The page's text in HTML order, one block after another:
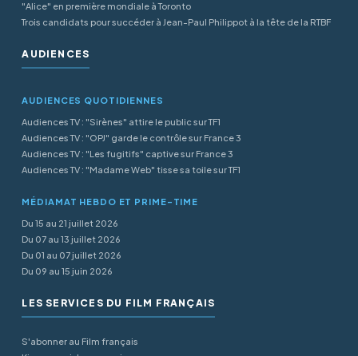
"Alice" en première mondiale à Toronto
Trois candidats pour succéder à Jean-Paul Philippot à la tête de la RTBF
AUDIENCES
AUDIENCES QUOTIDIENNES
Audiences TV : "Sirènes" attire le public sur TF1
Audiences TV : "OPJ" garde le contrôle sur France 3
Audiences TV : "Les fugitifs" captive sur France 3
Audiences TV : "Madame Web" tisse sa toile sur TF1
MÉDIAMAT HEBDO ET PRIME-TIME
Du 15 au 21 juillet 2026
Du 07 au 13 juillet 2026
Du 01 au 07 juillet 2026
Du 09 au 15 juin 2026
LES SERVICES DU FILM FRANÇAIS
S'abonner au Film français